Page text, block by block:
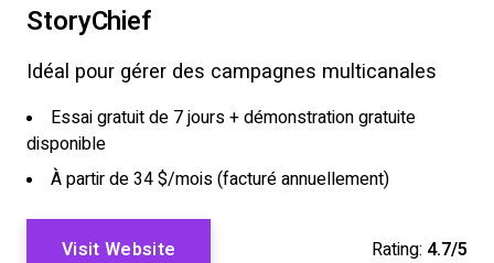
StoryChief
Idéal pour gérer des campagnes multicanales
Essai gratuit de 7 jours + démonstration gratuite
disponible
À partir de 34 $/mois (facturé annuellement)
Visit Website Rating: 4.7/5